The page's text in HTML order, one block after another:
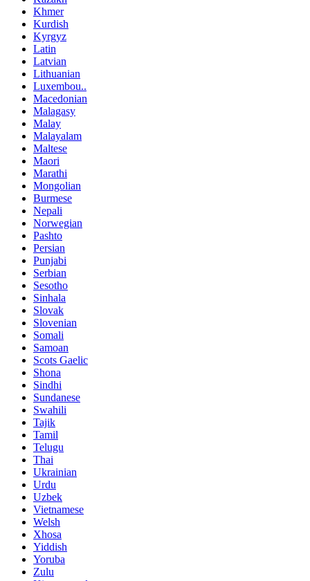
Khmer
Kurdish
Kyrgyz
Latin
Latvian
Lithuanian
Luxembou..
Macedonian
Malagasy
Malay
Malayalam
Maltese
Maori
Marathi
Mongolian
Burmese
Nepali
Norwegian
Pashto
Persian
Punjabi
Serbian
Sesotho
Sinhala
Slovak
Slovenian
Somali
Samoan
Scots Gaelic
Shona
Sindhi
Sundanese
Swahili
Tajik
Tamil
Telugu
Thai
Ukrainian
Urdu
Uzbek
Vietnamese
Welsh
Xhosa
Yiddish
Yoruba
Zulu